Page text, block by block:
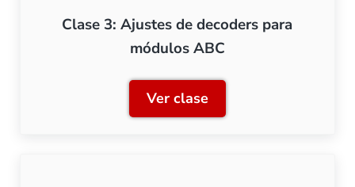
Clase 3: Ajustes de decoders para
módulos ABC
Ver claseClase 3: Ajustes de